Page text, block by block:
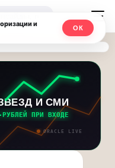
И СМИ
ПРИ ВХОДЕ
ORACLE LIVE
и
ОК